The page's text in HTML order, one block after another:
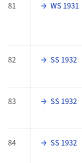
81 WS 1931
82 SS 1932
83 SS 1932
84 SS 1932